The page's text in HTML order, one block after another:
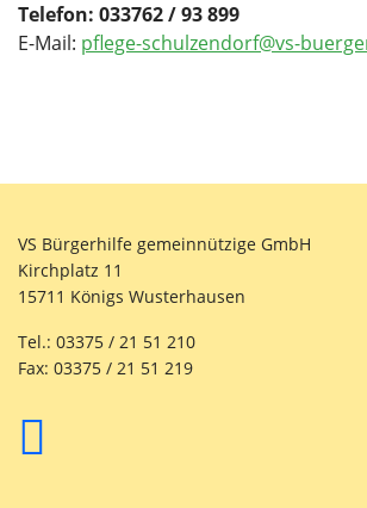
Telefon: 033762 / 93 899
E-Mail: pflege-schulzendorf@vs-
VS Bürgerhilfe gemeinnützige GmbH
Kirchplatz 11
15711 Königs Wusterhausen
Tel.: 03375 / 21 51 210
Fax: 03375 / 21 51 219